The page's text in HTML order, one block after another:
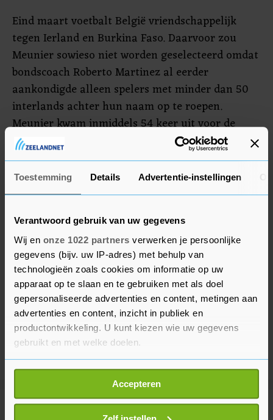
Toestemming Details Advertentie-instellingen
Verantwoord gebruik van uw gegevens
Wij en onze 1022 partners verwerken je persoonlijke
gegevens (bijv. uw IP-adres) met behulp van
technologieën zoals cookies om informatie op uw
apparaat op te slaan en te gebruiken met als doel
gepersonaliseerde advertenties en content, metingen aan
advertenties en content, inzicht in publiek en
productontwikkeling. U kunt kiezen wie uw gegevens
gebruikt en met welke doelen.
Als u het toestaat, willen we ook graag:
Informatie verzamelen over uw geografische
locatie, die tot een paar meter nauwkeurig kan zijn
Uw apparaat identificeren door het actief te
Accepteren
Eind maart voetbalt België vriendschappelijk
tegen Ierland en Burkina Faso. Daarvoor zou
Meunier sowieso niet worden geselecteerd omdat
bondscoach Roberto Martinez al eerder
aankondigde alleen spelers met minder dan 50
interlands achter hun naam op te roepen.
Meunier kwam inmiddels 54 keer uit voor de
Rode Duivels.